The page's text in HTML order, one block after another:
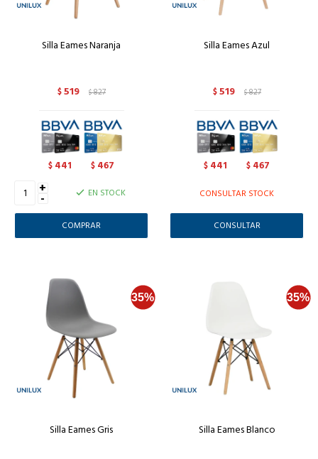
Silla Eames Naranja
$519 $827
$ 441 $ 467
+
- EN STOCK
Silla Eames Azul
$519 $827
$ 441 $ 467
CONSULTAR STOCK
CONSULTAR
Silla Eames Gris Silla Eames Blanco